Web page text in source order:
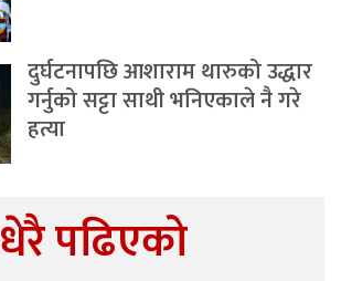
दुर्घटनापछि आशाराम थारुको उद्धार
गर्नुको सट्टा साथी भनिएकाले नै गरे
हत्या
धेरै पढिएको